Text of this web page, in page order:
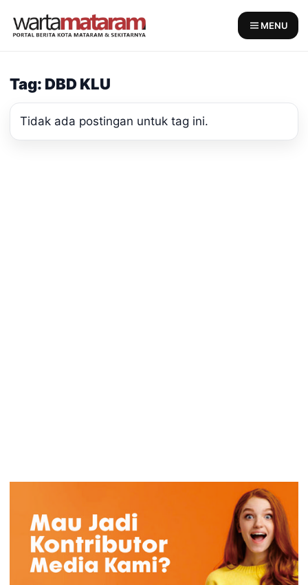
MENU
Tag: DBD KLU
Tidak ada postingan untuk tag ini.